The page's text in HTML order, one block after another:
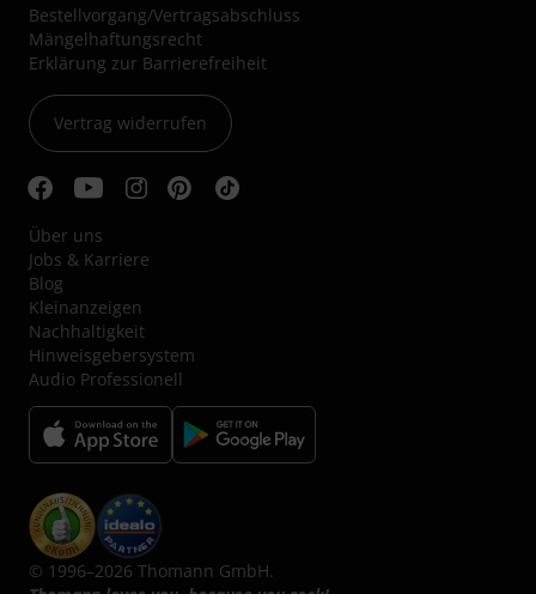
Bestellvorgang/Vertragsabschluss
Mängelhaftungsrecht
Erklärung zur Barrierefreiheit
Vertrag widerrufen
Über uns
Jobs & Karriere
Blog
Kleinanzeigen
Nachhaltigkeit
Hinweisgebersystem
Audio Professionell
© 1996–2026 Thomann GmbH.